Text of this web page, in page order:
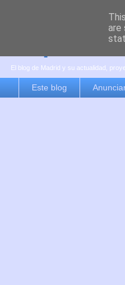
es por
El blog de Madrid y su actualidad,
Este blog
are